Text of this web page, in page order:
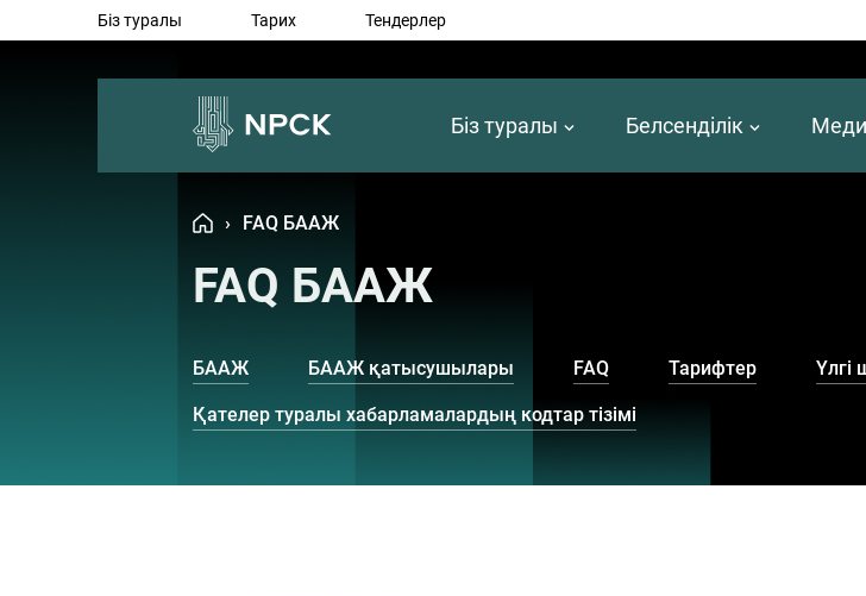
Біз туралы Тарих Тендерлер
Біз туралы Белсенділік
› FAQ БААЖ
FAQ БААЖ
БААЖ БААЖ қатысушылары FAQ Тарифтер Үлгі
Қателер туралы хабарламалардың кодтар тізімі